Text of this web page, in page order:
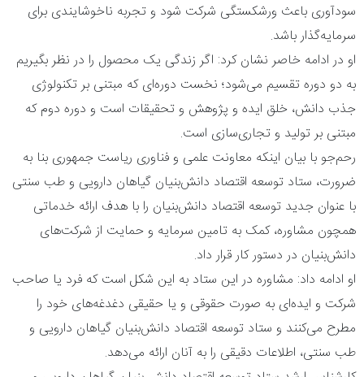
سودآوری باعث ورشکستگی شرکت شود و تجربه ناخوشایندی برای
سرمایه‌گذار باشد.
او در ادامه خاصر نشان کرد: اگر زندگی یک محصول را در نظر بگیریم
به دو دوره تقسیم می‌شود؛ نخست دوره‌ای که مبتنی بر تکنولوژی
جذب دانش، خلق ایده و پژوهش و تحقیقات است و دوره دوم که
مبتنی بر تولید و تجاری‌سازی است.
رحم‌جو با بیان اینکه معاونت علمی و فناوری ریاست جمهوری بنا به
ضرورت، ستاد توسعه اقتصاد دانش‌بنیان گیاهان دارویی و طب سنتی
با عنوان جدید توسعه اقتصاد دانش‌بنیان را با هدف ارائه خدماتی
همچون مشاوره، کمک به تامین سرمایه و حمایت از شرکت‌های
دانش‌بنیان در دستور کار قرار داد.
او ادامه داد: مشاوره در این ستاد به این شکل است که فرد یا صاحب
شرکت و ایده‌ای به صورت حقوقی و یا حقیقی دغدغه‌های خود را
مطرح می‌کنند و ستاد توسعه اقتصاد دانش‌بنیان گیاهان دارویی و
طب سنتی، اطلاعات دقیقی را به آنان ارائه می‌دهد.